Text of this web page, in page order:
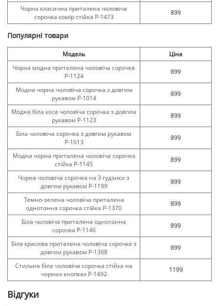
Чорна класична приталена чоловіча
сорочка комір стійка Р-1473
899
Популярні товари
Модель
Ціна
Чорна модна приталена чоловіча сорочка
Р-1124
899
Модна чорна чоловіча сорочка з довгим
рукавом Р-1014
899
Модна біла коса чоловіча сорочка з довгим
рукавом Р-1123
899
Біла чоловіча сорочка з довгим рукавом
Р-1013
899
Модна чорна приталена чоловіча сорочка
стійка Р-1145
899
Чорна чоловіча сорочка на 3 гудзики з
довгим рукавом Р-1199
899
Темно-зелена чоловіча приталена
однотонна сорочка стійка Р-1370
899
Біла чоловіча приталена однотонна
сорочка Р-1146
899
Біла красива приталена чоловіча сорочка з
довгим рукавом Р-1368
899
Стильна біла чоловіча сорочка стійка на
чорних кнопках Р-1492
1199
Відгуки